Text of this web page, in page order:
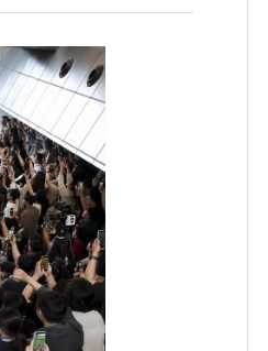
트로 또 충돌…반복되는 국토부-서울
] 특공 전략도 '극과 극'…생애최초만
인 6만4000달러대 횡보…고래·ETF
성 부진 지속, 강보합 마감...석유·
수요 역대 최고치 경신…한낮 총수요
부군과 사우디 동시 공격… 위기 고조
염…동물들도 특별식으로 여름나기 [